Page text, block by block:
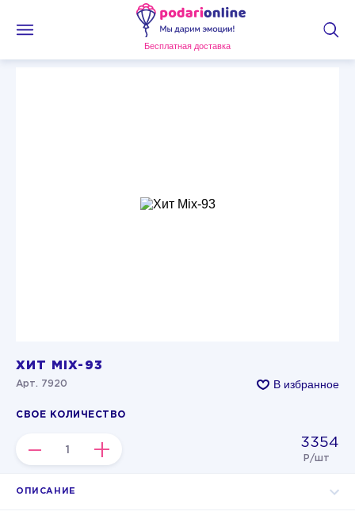
Бесплатная доставка
ХИТ MIX-93
Арт. 7920 В избранное
СВОЕ КОЛИЧЕСТВО
– + 3354
Р/шт
ОПИСАНИЕ